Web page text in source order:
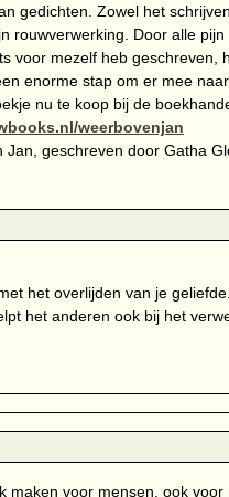
gedichten. Zowel het
rouwverwerking. Door alle
voor mezelf heb
enorme stap om er mee
nu te koop bij de
weerbovenjan
Jan, geschreven door Gatha
het overlijden van je
het anderen ook bij het
maken voor mensen, ook